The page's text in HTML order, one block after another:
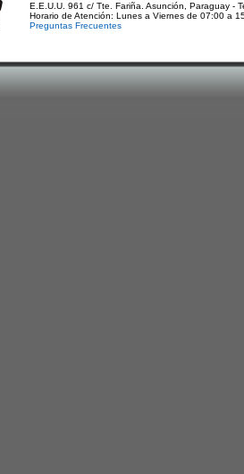
E.E.U.U. 961 c/ Tte. Fariña. Asunción, Paraguay -
Horario de Atención: Lunes a Viernes de 07:00 a
Preguntas Frecuentes